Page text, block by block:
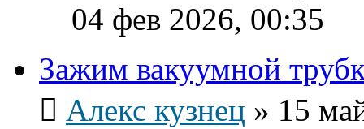
04 фев 2026, 00:35
Зажим вакуумной
Алекс кузнец » 15